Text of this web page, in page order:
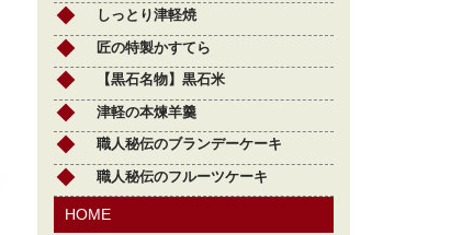
しっとり津軽焼
匠の特製かすてら
【黒石名物】黒石米
津軽の本煉羊羹
職人秘伝のブランデーケーキ
職人秘伝のフルーツケーキ
HOME